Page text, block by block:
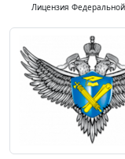
Лицензия